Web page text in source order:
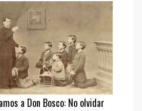
a Don Bosco: No olvidar